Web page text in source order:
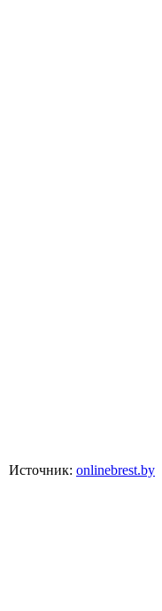
Источник: onlinebrest.by